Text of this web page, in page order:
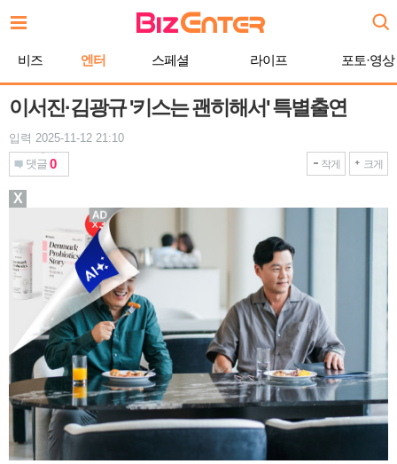
문
비즈 엔터 스페셜 라이프 포토·영상
이서진·김광규 '키스는 괜히해서' 특별출연
입력 2025-11-12 21:10
댓글 0 작게 크게
X